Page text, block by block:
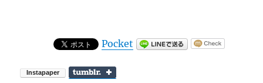
Pocket